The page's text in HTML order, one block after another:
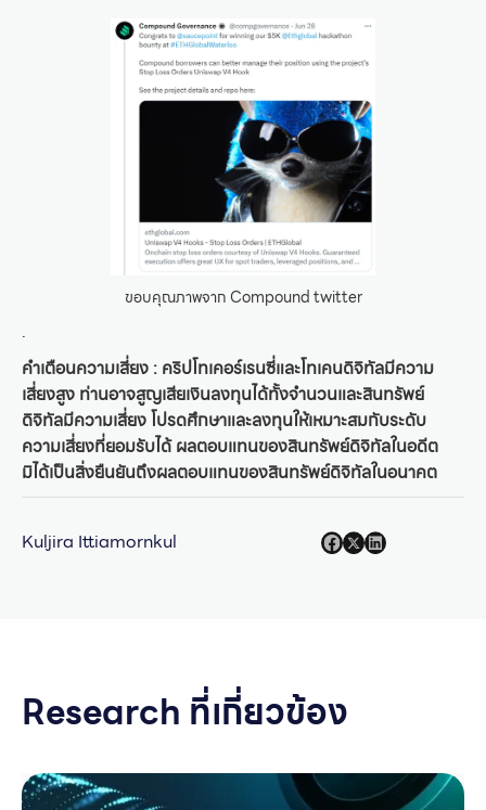
ขอบคุณภาพจาก Compound twitter
.
คำเตือนความเสี่ยง : คริปโทเคอร์เรนซี่และโทเคนดิจิทัลมีความ
เสี่ยงสูง ท่านอาจสูญเสียเงินลงทุนได้ทั้งจำนวนและสินทรัพย์
ดิจิทัลมีความเสี่ยง โปรดศึกษาและลงทุนให้เหมาะสมกับระดับ
ความเสี่ยงที่ยอมรับได้ ผลตอบแทนของสินทรัพย์ดิจิทัลในอดีต
มิได้เป็นสิ่งยืนยันถึงผลตอบแทนของสินทรัพย์ดิจิทัลในอนาคต
Kuljira Ittiamornkul
Research ที่เกี่ยวข้อง